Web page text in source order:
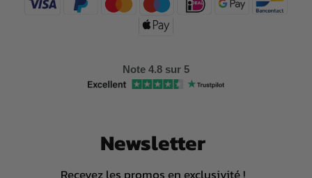
Note 4.8 sur 5
Newsletter